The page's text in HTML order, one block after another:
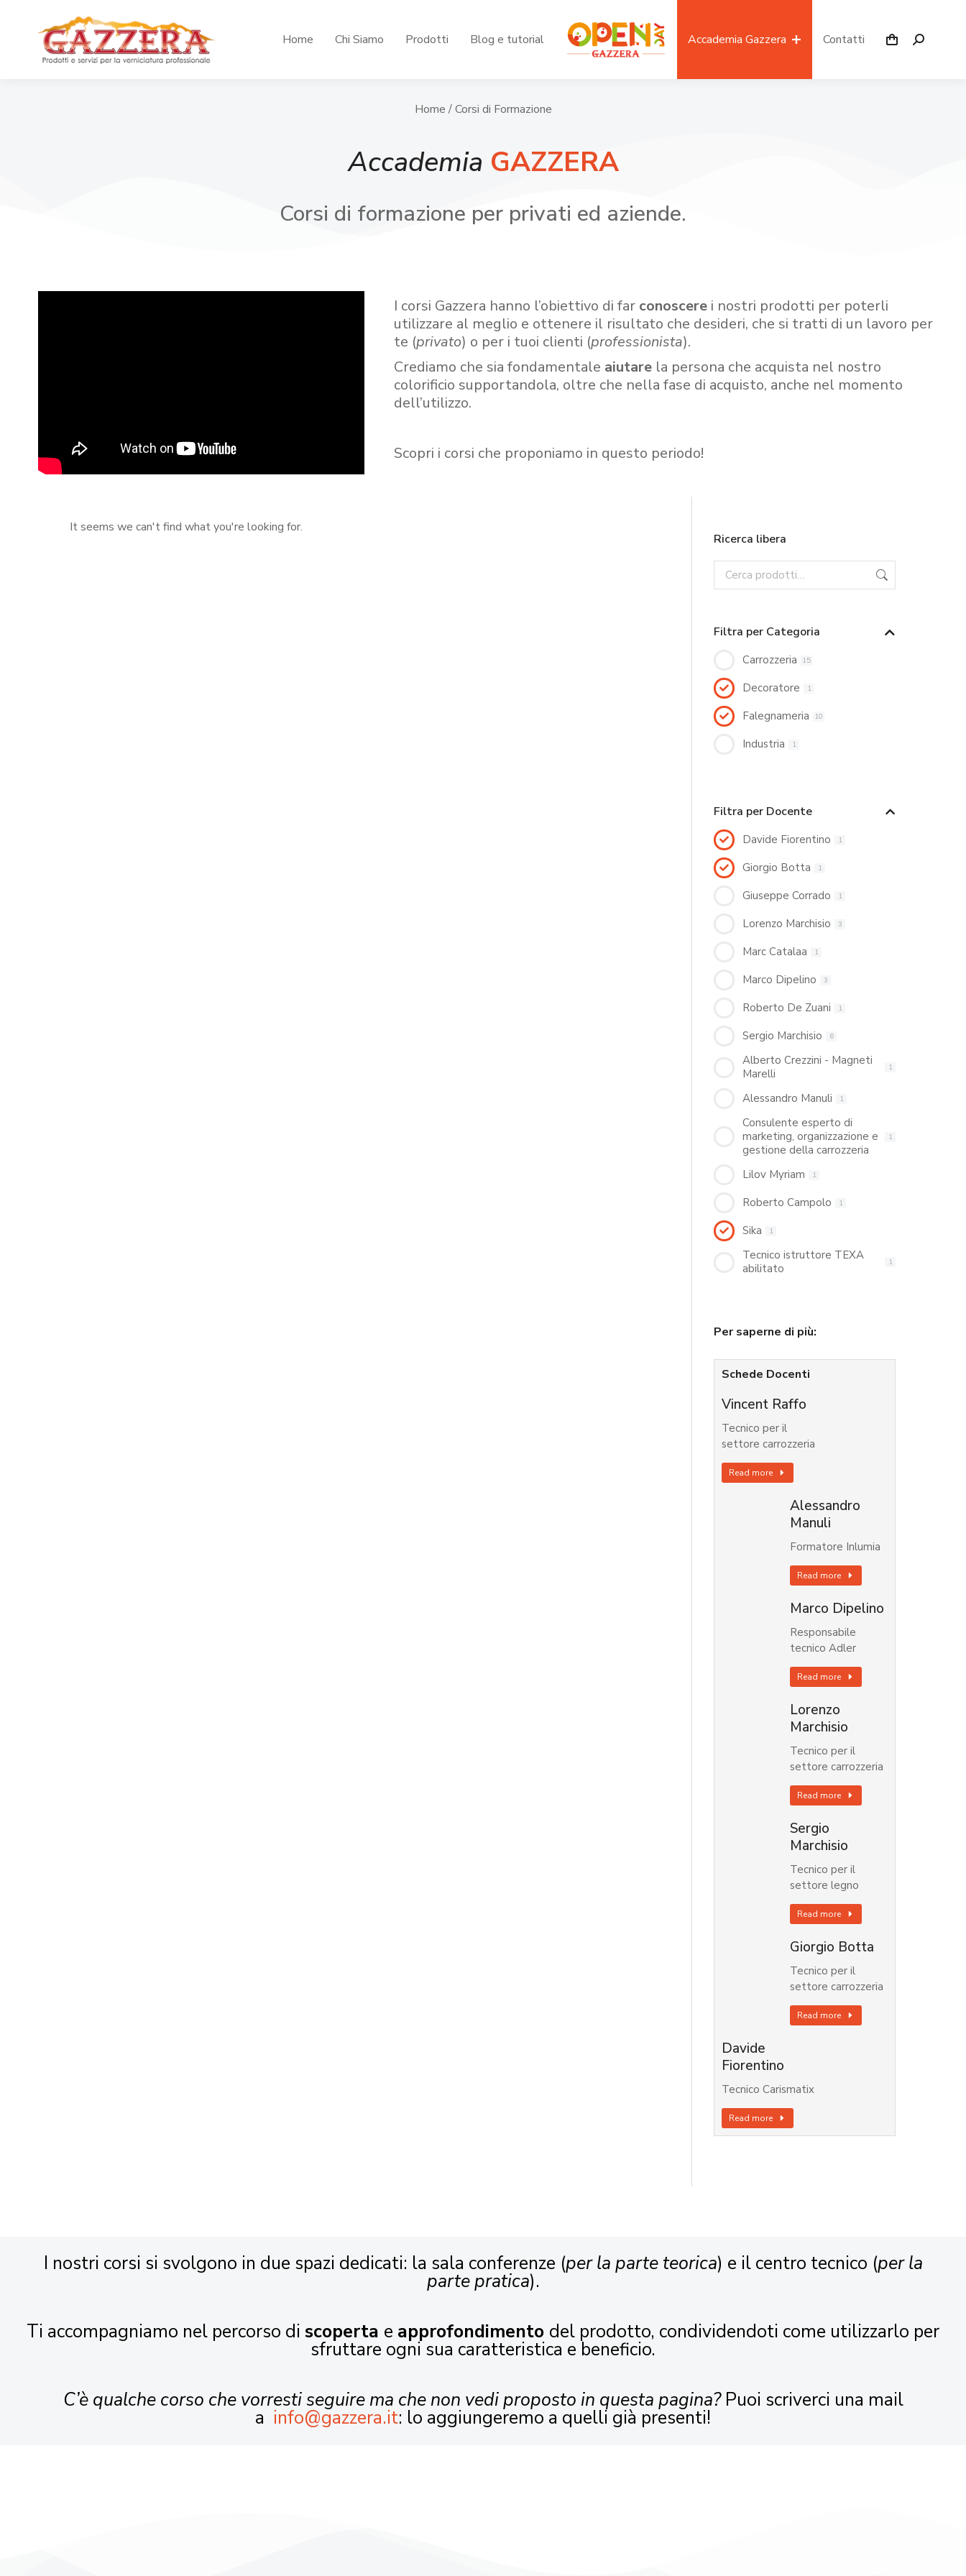
Home Chi Siamo Prodotti Blog e tutorial Accademia Gazzera Contatti
Home / Corsi di Formazione
Accademia GAZZERA
Corsi di formazione per privati ed aziende.
I corsi Gazzera hanno l’obiettivo di far conoscerei nostri prodotti per poterli
utilizzare al meglio e ottenere il risultato che desideri, che si tratti di un lavoro per
te (privato) o per i tuoi clienti (professionista).
Crediamo che sia fondamentale aiutare la persona che acquista nel nostro
colorificio supportandola, oltre che nella fase di acquisto, anche nel momento
dell’utilizzo.
Scopri i corsi che proponiamo in questo periodo!
It seems we can't find what you're looking for.
Ricerca libera
Filtra per Categoria
Carrozzeria 15
Decoratore 1
Falegnameria 10
Industria 1
Filtra per Docente
Davide Fiorentino 1
Giorgio Botta 1
Giuseppe Corrado 1
Lorenzo Marchisio 3
Marc Catalaa 1
Marco Dipelino 3
Roberto De Zuani 1
Sergio Marchisio 6
Alberto Crezzini - Magneti
Marelli
1
Alessandro Manuli 1
Consulente esperto di
marketing, organizzazione e
gestione della carrozzeria
1
Lilov Myriam 1
Roberto Campolo 1
Sika 1
Tecnico istruttore TEXA
abilitato
1
Per saperne di più:
Schede Docenti
Vincent Raffo
Tecnico per il
settore carrozzeria
Read more
Alessandro
Manuli
Formatore Inlumia
Read more
Marco Dipelino
Responsabile
tecnico Adler
Read more
Lorenzo
Marchisio
Tecnico per il
settore carrozzeria
Read more
Sergio
Marchisio
Tecnico per il
settore legno
Read more
Giorgio Botta
Tecnico per il
settore carrozzeria
Read more
Davide
Fiorentino
Tecnico Carismatix
Read more
I nostri corsi si svolgono in due spazi dedicati: la sala conferenze (per la parte teorica) e il centro tecnico (per la
parte pratica).
Ti accompagniamo nel percorso di scoperta e approfondimento del prodotto, condividendoti come utilizzarlo per
sfruttare ogni sua caratteristica e beneficio.
C’è qualche corso che vorresti seguire ma che non vedi proposto in questa pagina?Puoi scriverci una mail
a info@gazzera.it: lo aggiungeremo a quelli già presenti!